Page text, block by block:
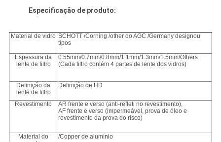
Especificação de produto:
Material de vidro SCHOTT /Corning /other do AGC /Germany designou
tipos
Espessura da
lente de filtro
0.55mm/0.7mm/0.8mm/1.1mm/1.3mm/1.5mm/Others
(Cada filtro contém 4 partes de lente dos vidros)
Definição da
lente de filtro
Definição de HD
Revestimento
AR frente e verso (anti-refleti no revestimento),
AF frente e verso (impermeável, prova de óleo e
revestimento da prova do risco)
Material do
/Copper de alumínio